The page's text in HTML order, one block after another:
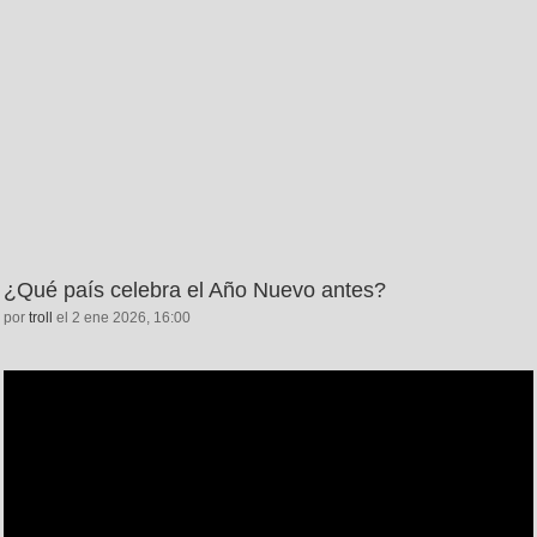
¿Qué país celebra el Año Nuevo antes?
por troll el 2 ene 2026, 16:00